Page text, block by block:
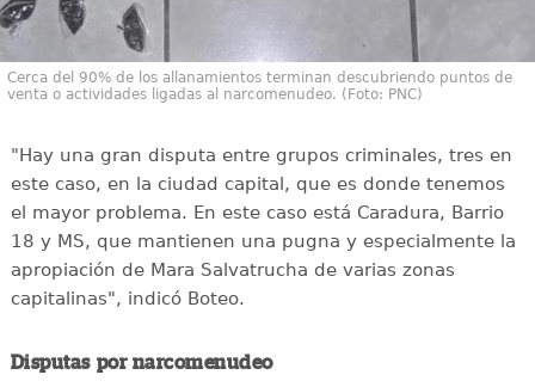
Cerca del 90% de los allanamientos terminan descubriendo puntos de
venta o actividades ligadas al narcomenudeo. (Foto: PNC)
"Hay una gran disputa entre grupos criminales, tres en
este caso, en la ciudad capital, que es donde tenemos
el mayor problema. En este caso está Caradura, Barrio
18 y MS, que mantienen una pugna y especialmente la
apropiación de Mara Salvatrucha de varias zonas
capitalinas", indicó Boteo.
Disputas por narcomenudeo